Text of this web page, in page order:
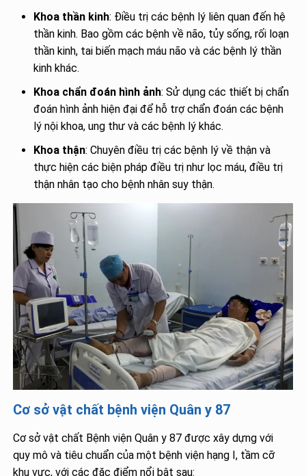
Khoa thần kinh: Điều trị các bệnh lý liên quan đến hệ
thần kinh. Bao gồm các bệnh về não, tủy sống, rối loạn
thần kinh, tai biến mạch máu não và các bệnh lý thần
kinh khác.
Khoa chẩn đoán hình ảnh: Sử dụng các thiết bị chẩn
đoán hình ảnh hiện đại để hỗ trợ chẩn đoán các bệnh
lý nội khoa, ung thư và các bệnh lý khác.
Khoa thận: Chuyên điều trị các bệnh lý về thận và
thực hiện các biện pháp điều trị như lọc máu, điều trị
thận nhân tạo cho bệnh nhân suy thận.
Cơ sở vật chất bệnh viện Quân y 87
Cơ sở vật chất Bệnh viện Quân y 87 được xây dựng với
quy mô và tiêu chuẩn của một bệnh viện hạng I, tầm cỡ
khu vực, với các đặc điểm nổi bật sau: